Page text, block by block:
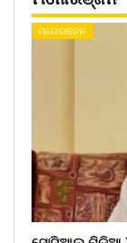
ମନୋରଞ୍ଜନ